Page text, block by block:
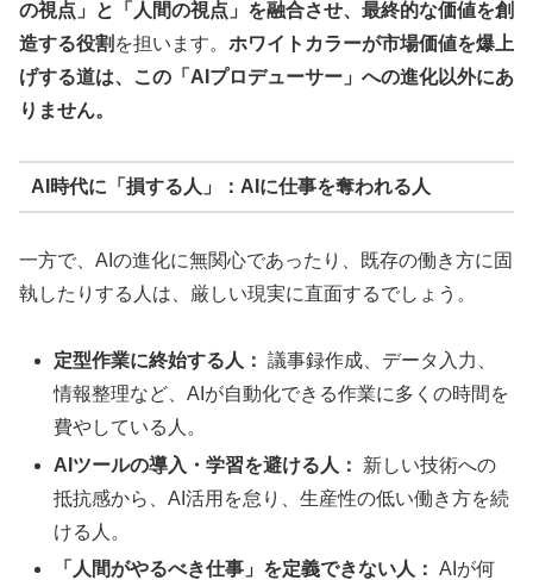
の視点」と「人間の視点」を融合させ、最終的な価値を創
造する役割 を担います。 ホワイトカラーが市場価値を爆上
げする道は、この「AIプロデューサー」への進化以外にあ
りません。
AI時代に「損する人」：AIに仕事を奪われる人
一方で、AIの進化に無関心であったり、既存の働き方に固
執したりする人は、厳しい現実に直面するでしょう。
定型作業に終始する人： 議事録作成、データ入力、
情報整理など、AIが自動化できる作業に多くの時間を
費やしている人。
AIツールの導入・学習を避ける人：
新しい技術への
抵抗感から、AI活用を怠り、生産性の低い働き方を続
ける人。
「人間がやるべき仕事」を定義できない人： AIが何